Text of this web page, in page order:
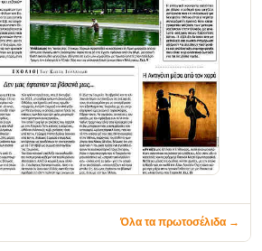
Όλα τα πρωτοσέλιδα →